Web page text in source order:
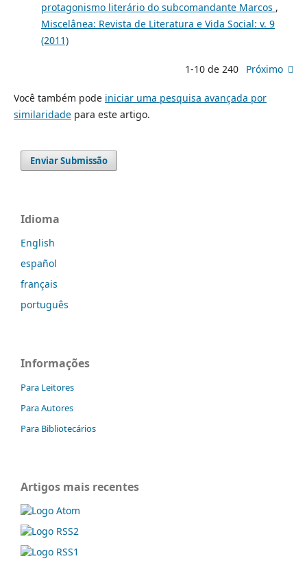
protagonismo literário do subcomandante Marcos ,
Miscelânea: Revista de Literatura e Vida Social: v. 9
(2011)
1-10 de 240 Próximo
Você também pode iniciar uma pesquisa avançada por
similaridadepara este artigo.
Enviar Submissão
Idioma
English
español
français
português
Informações
Para Leitores
Para Autores
Para Bibliotecários
Artigos mais recentes